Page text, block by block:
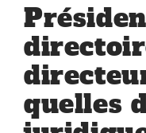
quelles